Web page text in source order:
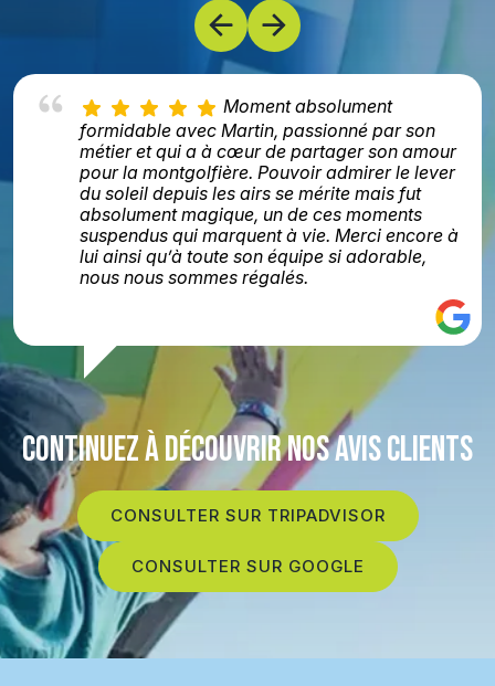
Moment absolument
formidable avec Martin, passionné par son
métier et qui a à cœur de partager son amour
pour la montgolfière. Pouvoir admirer le lever
du soleil depuis les airs se mérite mais fut
absolument magique, un de ces moments
suspendus qui marquent à vie. Merci encore à
lui ainsi qu’à toute son équipe si adorable,
nous nous sommes régalés.
CONTINUEZ À DÉCOUVRIR NOS AVIS CLIENTS
CONSULTER SUR TRIPADVISOR
CONSULTER SUR GOOGLE